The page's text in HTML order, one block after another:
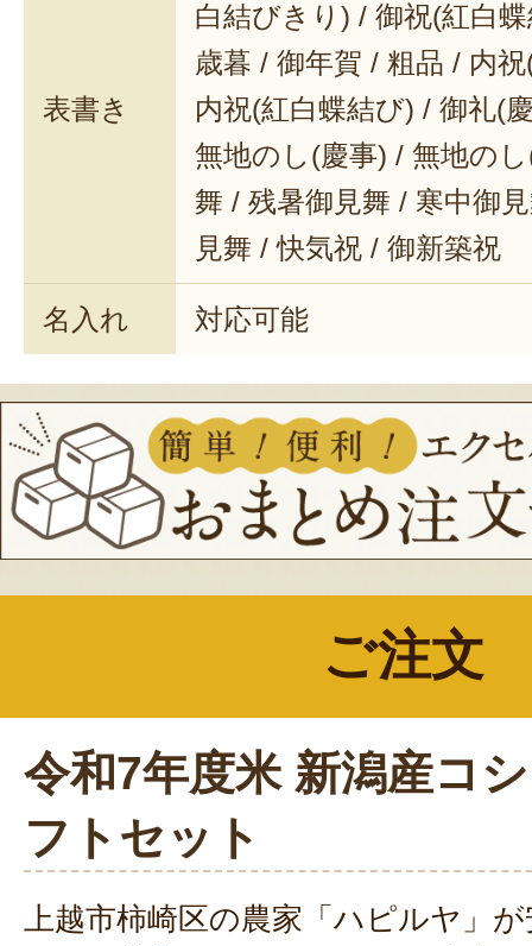
表書き
白結びきり) / 御祝(紅白
歳暮 / 御年賀 / 粗品 / 内
内祝(紅白蝶結び) / 御礼(
無地のし(慶事) / 無地の
舞 / 残暑御見舞 / 寒中御
見舞 / 快気祝 / 御新築祝
名入れ 対応可能
ご注文
令和7年度米 新潟産コ
フトセット
上越市柿崎区の農家「ハピルヤ」